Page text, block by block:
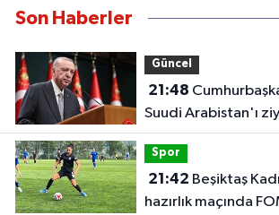
Son Haberler
Güncel
21:48
Suudi Arabistan'ı
Spor
21:42
hazırlık maçında